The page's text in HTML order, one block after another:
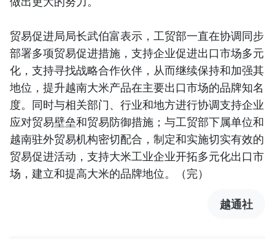
贸易促进局局长武伯富表示，工贸部一直在协调同步
部署多项贸易促进措施，支持企业促进出口市场多元
化，支持寻找战略合作伙伴，从而继续保持和加强其
地位，提升越南大米产品在主要出口市场的品牌知名
度。同时与相关部门、行业和地方进行协调支持企业
应对贸易壁垒和贸易防御措施；与工贸部下属单位和
越南驻外贸易机构密切配合，制定和实施切实有效的
贸易促进活动，支持大米工业企业开拓多元化出口市
场，建立和提高大米的品牌地位。（完）
越通社